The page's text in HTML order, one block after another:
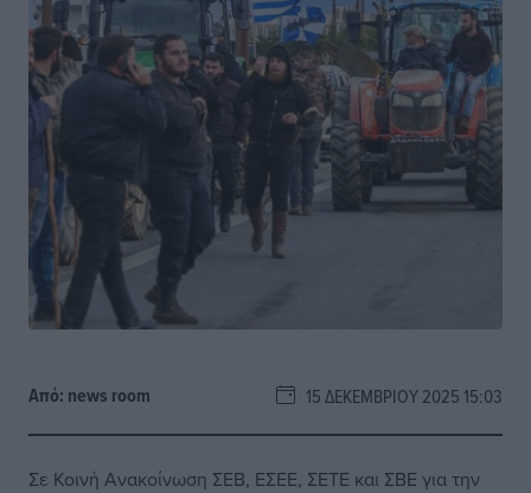
Από: news room 15 ΔΕΚΕΜΒΡΊΟΥ 2025 15:03
Σε Κοινή Ανακοίνωση ΣΕΒ, ΕΣΕΕ, ΣΕΤΕ και ΣΒΕ για την